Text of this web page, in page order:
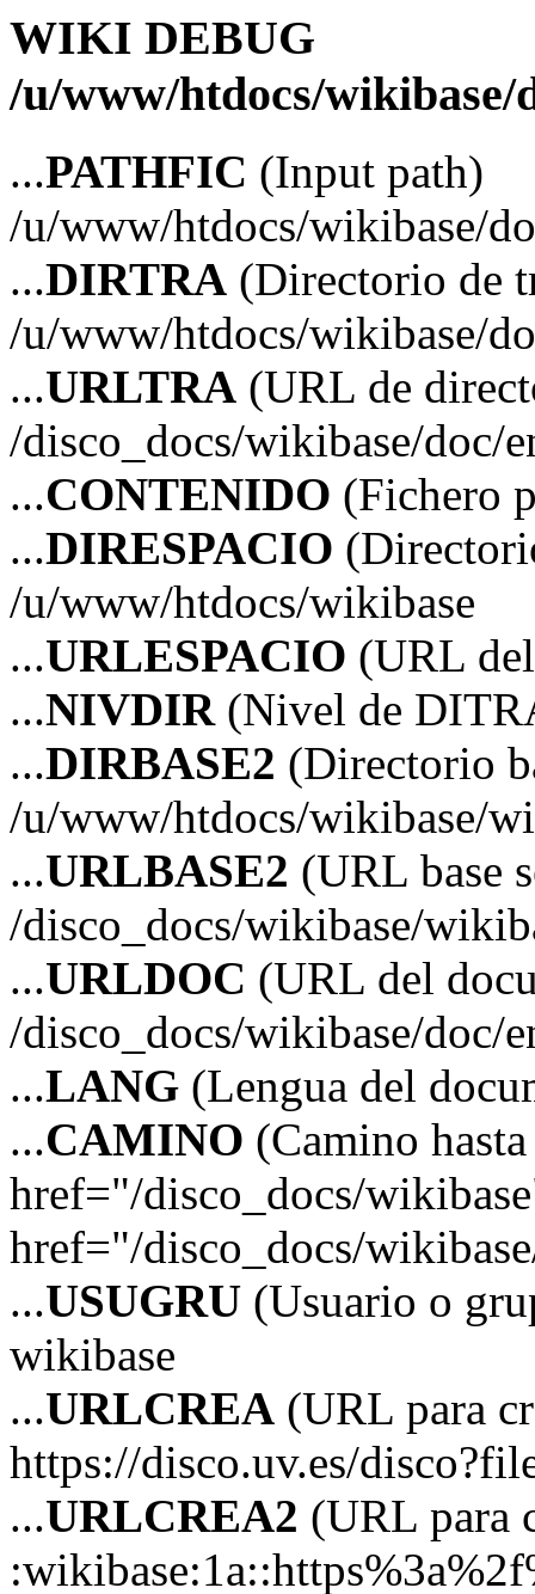
WIKI DEBUG
/u/www/htdocs/wikibase/
...PATHFIC (Input path)
/u/www/htdocs/wikibase/
...DIRTRA (Directorio de
/u/www/htdocs/wikibase/
...URLTRA (URL de
/disco_docs/wikibase/doc/
...CONTENIDO (Fichero
...DIRESPACIO
/u/www/htdocs/wikibase
...URLESPACIO (URL
...NIVDIR(Nivel de
...DIRBASE2 (Directorio
/u/www/htdocs/wikibase/
...URLBASE2 (URL base
/disco_docs/wikibase/
...URLDOC (URL del
/disco_docs/wikibase/doc/
...LANG (Lengua del
...CAMINO (Camino
href="/disco_docs/
href="/disco_docs/
...USUGRU (Usuario o
wikibase
...URLCREA (URL para
https://disco.uv.es/
...URLCREA2 (URL para